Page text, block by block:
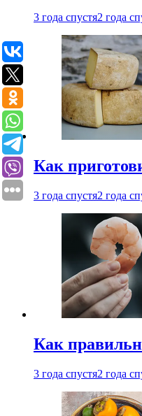
3 года спустя2 года
Как
3 года спустя2 года
Как
3 года спустя2 года